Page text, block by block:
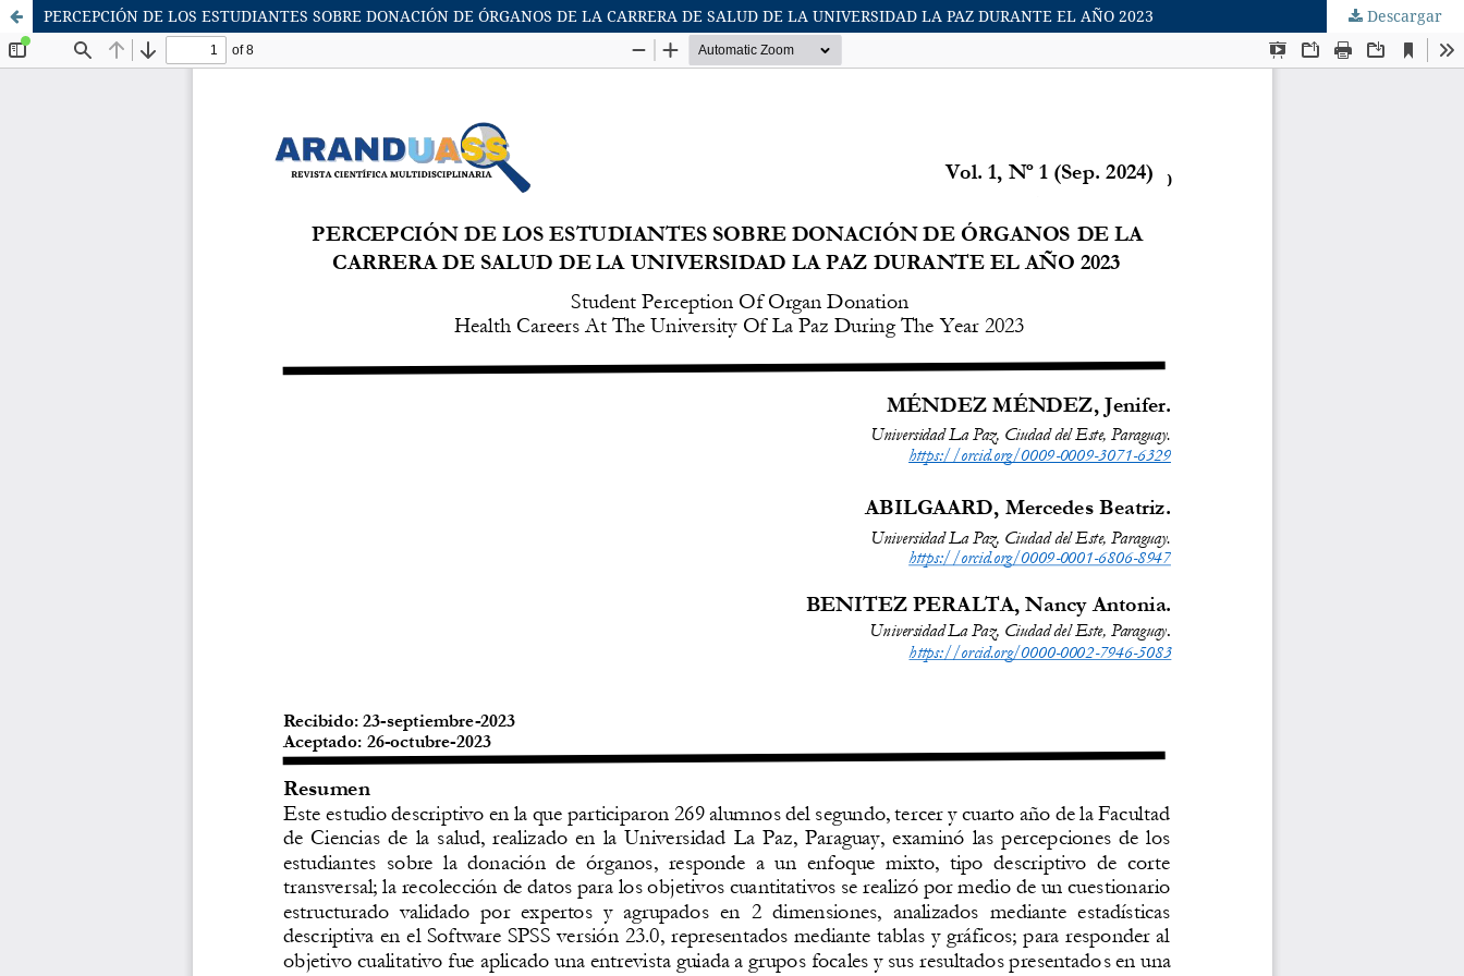
PERCEPCIÓN DE LOS ESTUDIANTES SOBRE DONACIÓN DE ÓRGANOS DE LA CARRERA DE SALUD DE LA UNIVERSIDAD LA PAZ DURANTE EL AÑO 2023 Descargar